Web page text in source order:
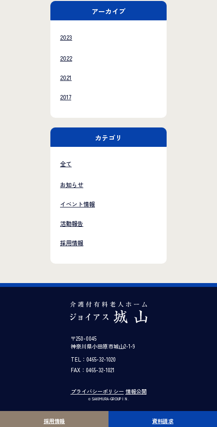
アーカイブ
2023
2022
2021
2017
カテゴリ
全て
お知らせ
イベント情報
活動報告
採用情報
〒250-0045
神奈川県小田原市城山2-1-9
TEL：0465-32-1020
FAX：0465-32-1021
プライバシーポリシー 情報公開
© SAKIMURA-GROUP I N.
採用情報 資料請求